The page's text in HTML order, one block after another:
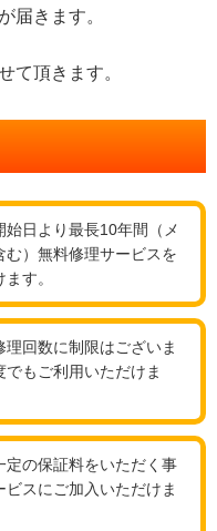
届きます。
て頂きます。
始日より最長10年間（メ
む）無料修理サービスを
す。
理回数に制限はございま
でもご利用いただけま
定の保証料をいただく事
ビスにご加入いただけま